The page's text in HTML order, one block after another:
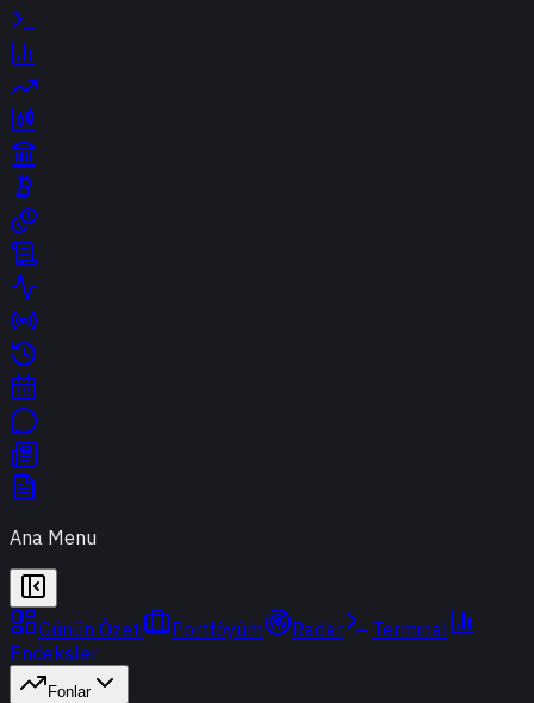
Ana Menu
Günün Özeti Portföyüm Radar
Terminal
Endeksler
Fonlar